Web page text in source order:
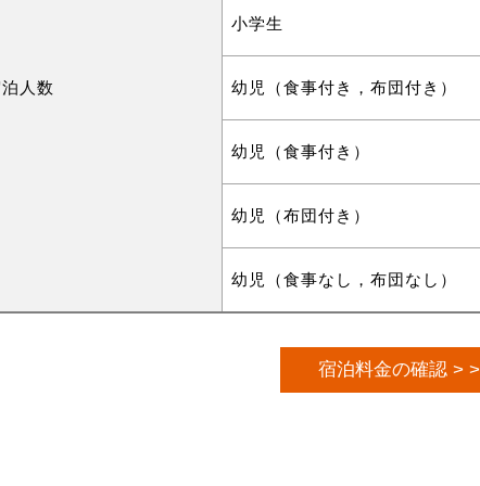
人数
小学生
幼児（食事付き，布団付き）
幼児（食事付き）
幼児（布団付き）
幼児（食事なし，布団なし）
宿泊料金の確認 > >